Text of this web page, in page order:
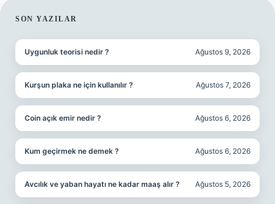
SIDEBAR
SON YAZILAR
Uygunluk teorisi nedir ? Ağustos 9, 2026
Kurşun plaka ne için kullanılır ? Ağustos 7, 2026
Coin açık emir nedir ? Ağustos 6, 2026
Kum geçirmek ne demek ? Ağustos 6, 2026
Avcılık ve yaban hayatı ne kadar maaş alır ? Ağustos 5, 2026